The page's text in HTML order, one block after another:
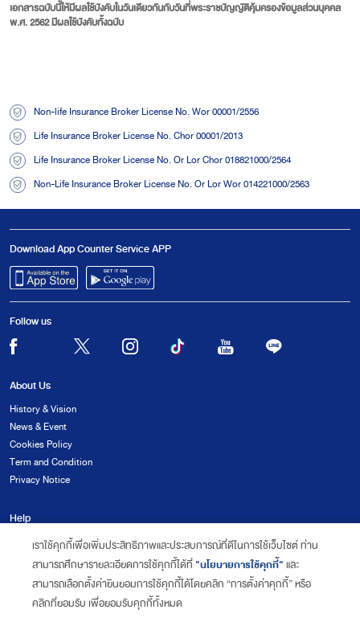
เอกสารฉบับนี้ให้มีผลใช้บังคับในวันเดียวกันกับวันที่พระราชบัญญัติคุ้มครองข้อมูลส่วนบุคคล
พ.ศ. 2562 มีผลใช้บังคับทั้งฉบับ
Non-life Insurance Broker License No. Wor 00001/2556
Life Insurance Broker License No. Chor 00001/2013
Life Insurance Broker License No. Or Lor Chor 018821000/2564
Non-Life Insurance Broker License No. Or Lor Wor 014221000/2563
Download AppCounter Service APP
Follow us
About Us
History & Vision
News & Event
Cookies Policy
Term and Condition
Privacy Notice
Help
Complaint Form
เราใช้คุกกี้เพื่อเพิ่มประสิทธิภาพและประสบการณ์ที่ดีในการใช้เว็บไซต์ ท่าน
สามารถศึกษารายละเอียดการใช้คุกกี้ได้ที่ "นโยบายการใช้คุกกี้" และ
สามารถเลือกตั้งค่ายินยอมการใช้คุกกี้ได้โดยคลิก “การตั้งค่าคุกกี้” หรือ
คลิกที่ยอมรับ เพื่อยอมรับคุกกี้ทั้งหมด